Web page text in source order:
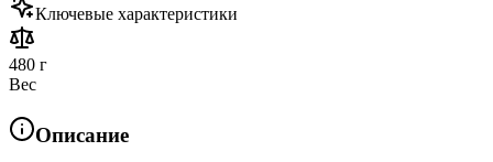
Ключевые характеристики
480 г
Вес
Описание